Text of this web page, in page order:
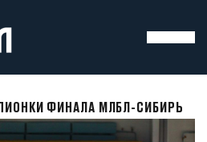
ФИНАЛА МЛБЛ-СИБИРЬ